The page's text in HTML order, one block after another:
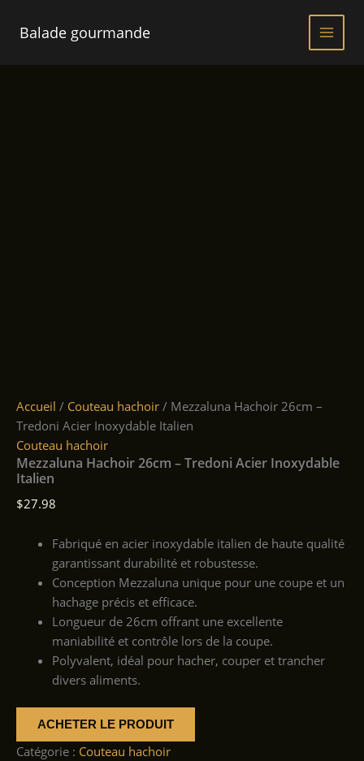
Balade gourmande
Accueil / Couteau hachoir / Mezzaluna Hachoir 26cm –
Tredoni Acier Inoxydable Italien
Couteau hachoir
Mezzaluna Hachoir 26cm – Tredoni Acier Inoxydable
Italien
$27.98
Fabriqué en acier inoxydable italien de haute qualité
garantissant durabilité et robustesse.
Conception Mezzaluna unique pour une coupe et un
hachage précis et efficace.
Longueur de 26cm offrant une excellente
maniabilité et contrôle lors de la coupe.
Polyvalent, idéal pour hacher, couper et trancher
divers aliments.
ACHETER LE PRODUIT
Catégorie : Couteau hachoir